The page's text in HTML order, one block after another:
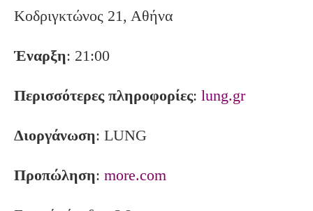
Κοδριγκτώνος 21, Αθήνα
Έναρξη: 21:00
Περισσότερες πληροφορίες: lung.gr
Διοργάνωση: LUNG
Προπώληση: more.com